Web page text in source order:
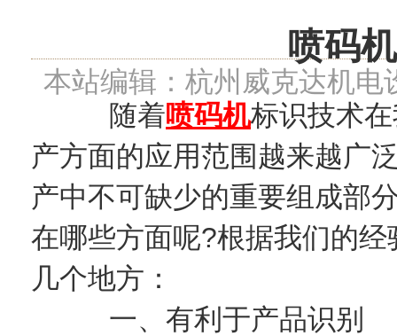
喷码
本站编辑：杭州威克达机电
随着喷码机标识技术
产方面的应用范围越来越广
产中不可缺少的重要组成部
在哪些方面呢?根据我们的
几个地方：
一、有利于产品识别